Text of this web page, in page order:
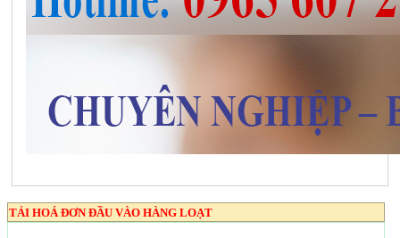
TẢI HOÁ ĐƠN ĐẦU VÀO HÀNG LOẠT